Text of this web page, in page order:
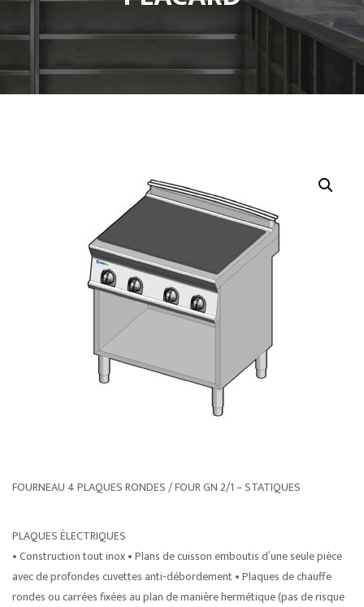
FOURNEAU 4 PLAQUES RONDES / FOUR GN 2/1 – STATIQUES
PLAQUES ÉLECTRIQUES
• Construction tout inox • Plans de cuisson emboutis d’une seule pièce
avec de profondes cuvettes anti-débordement • Plaques de chauffe
rondes ou carrées fixées au plan de manière hermétique (pas de risque